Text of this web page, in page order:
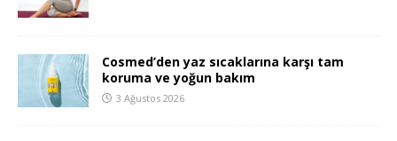
Cosmed’den yaz sıcaklarına karşı tam
koruma ve yoğun bakım
3 Ağustos 2026